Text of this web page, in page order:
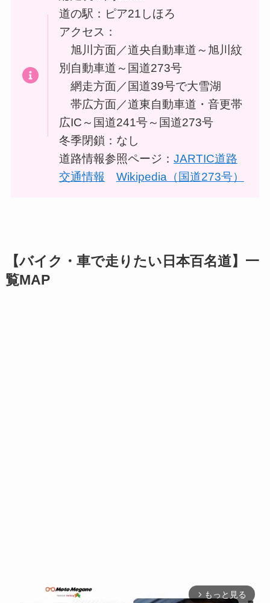
道の駅：ピア21しほろ
アクセス：
旭川方面／道央自動車道～旭川紋
別自動車道～国道273号
網走方面／国道39号で大雪湖
帯広方面／道東自動車道・音更帯
広IC～国道241号～国道273号
冬季閉鎖：なし
道路情報参照ページ： JARTIC道路
交通情報
Wikipedia（国道273号）
【バイク・車で走りたい日本百名道】一
覧MAP
arrow_forward_ios もっと見る